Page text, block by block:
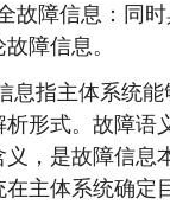
障信息：同时
障信息。
息指主体系统
析形式。故障语
义，是故障信息
在主体系统确定